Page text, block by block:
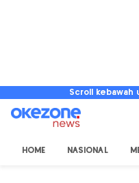
Scroll kebawah
HOME NASIONAL